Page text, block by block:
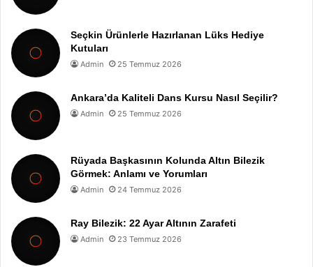
Seçkin Ürünlerle Hazırlanan Lüks Hediye
Kutuları
Admin 25 Temmuz 2026
Ankara’da Kaliteli Dans Kursu Nasıl Seçilir?
Admin 25 Temmuz 2026
Rüyada Başkasının Kolunda Altın Bilezik
Görmek: Anlamı ve Yorumları
Admin 24 Temmuz 2026
Ray Bilezik: 22 Ayar Altının Zarafeti
Admin 23 Temmuz 2026